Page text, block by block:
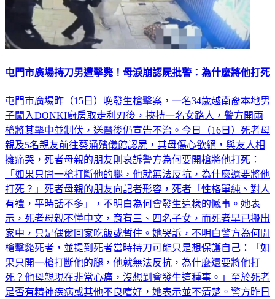
屯門市廣場持刀男遭擊斃！母淚崩認屍批警：為什麼將他打死
屯門市廣場昨（15日）晚發生槍擊案，一名34歲越南裔本地男
子闖入DONKI廚房取走利刃後，挾持一名女路人，警方開兩
槍將其擊中並制伏，送醫後仍宣告不治。今日（16日）死者母
親及5名親友前往葵涌殯儀館認屍，其母傷心欲絕，與友人相
擁痛哭，死者母親的朋友則哀訴警方為何要開槍將他打死：
「如果只開一槍打斷他的腿，他就無法反抗，為什麼還要將他
打死？」死者母親的朋友向記者形容，死者「性格單純、對人
有禮，平時話不多」，不明白為何會發生這樣的憾事。她表
示，死者母親不懂中文，育有三、四名子女，而死者早已搬出
家中，只是偶爾回家吃飯或暫住。她哭訴，不明白警方為何開
槍擊斃死者，並提到死者當時持刀可能只是想保護自己：「如
果只開一槍打斷他的腿，他就無法反抗，為什麼還要將他打
死？他母親現在非常心痛，沒想到會發生這種事。」至於死者
是否有精神疾病或其他不良嗜好，她表示並不清楚。警方昨日